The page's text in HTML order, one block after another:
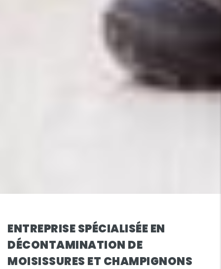
ENTREPRISE SPÉCIALISÉE EN
DÉCONTAMINATION DE
MOISISSURES ET CHAMPIGNONS